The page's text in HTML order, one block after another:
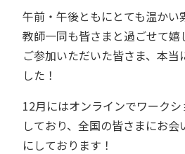
午前・午後ともにとても温かい
教師一同も皆さまと過ごせて嬉
ご参加いただいた皆さま、本
した！
12月にはオンラインでワーク
しており、全国の皆さまにお
にしております！